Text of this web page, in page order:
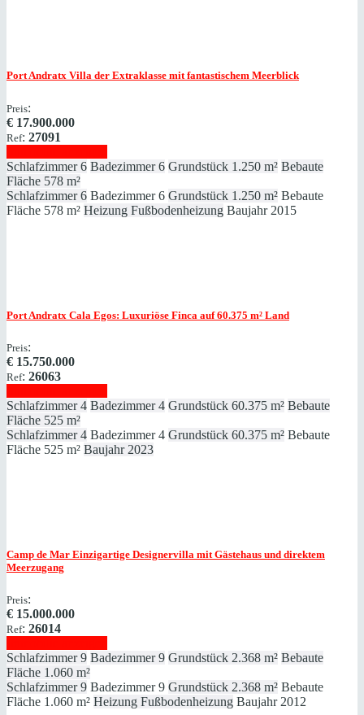
Port Andratx Villa der Extraklasse mit fantastischem Meerblick
Preis:
€ 17.900.000
Ref: 27091
Schlafzimmer 6 Badezimmer 6 Grundstück 1.250 m² Bebaute
Fläche 578 m²
Schlafzimmer 6 Badezimmer 6 Grundstück 1.250 m² Bebaute
Fläche 578 m² Heizung Fußbodenheizung Baujahr 2015
Port Andratx Cala Egos: Luxuriöse Finca auf 60.375 ​​​​​​​m² Land
Preis:
€ 15.750.000
Ref: 26063
Schlafzimmer 4 Badezimmer 4 Grundstück 60.375 m² Bebaute
Fläche 525 m²
Schlafzimmer 4 Badezimmer 4 Grundstück 60.375 m² Bebaute
Fläche 525 m² Baujahr 2023
Camp de Mar Einzigartige Designervilla mit Gästehaus und direktem
Meerzugang
Preis:
€ 15.000.000
Ref: 26014
Schlafzimmer 9 Badezimmer 9 Grundstück 2.368 m² Bebaute
Fläche 1.060 m²
Schlafzimmer 9 Badezimmer 9 Grundstück 2.368 m² Bebaute
Fläche 1.060 m² Heizung Fußbodenheizung Baujahr 2012